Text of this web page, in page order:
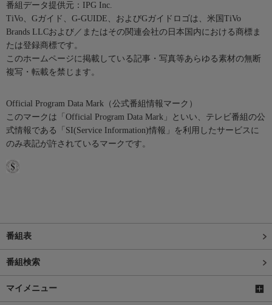
番組データ提供元：IPG Inc.
TiVo、Gガイド、G-GUIDE、およびGガイドロゴは、米国TiVo
Brands LLCおよび／またはその関連会社の日本国内における商標ま
たは登録商標です。
このホームページに掲載している記事・写真等あらゆる素材の無断
複写・転載を禁じます。
Official Program Data Mark（公式番組情報マーク）
このマークは「Official Program Data Mark」といい、テレビ番組の公
式情報である「SI(Service Information)情報」を利用したサービスに
のみ表記が許されているマークです。
番組表
番組検索
マイメニュー